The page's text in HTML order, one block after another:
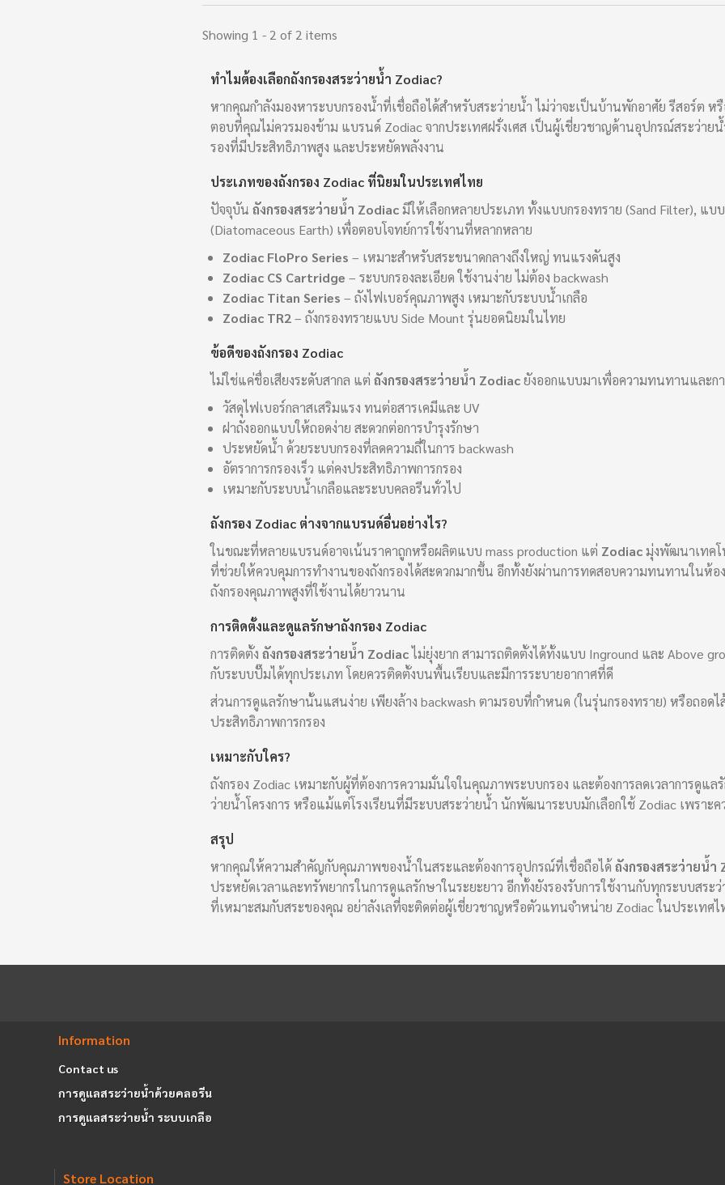
Showing 1 - 2 of 2 items
ทำไมต้องเลือกถังกรองสระว่ายน้ำ Zodiac?
หากคุณกำลังมองหาระบบกรองน้ำที่เชื่อถือได้สำหรับสระว่ายน้ำ ไม่ว่าจะเป็นบ้านพักอาศัย รีสอร์ต ห
ตอบที่คุณไม่ควรมองข้าม แบรนด์ Zodiac จากประเทศฝรั่งเศส เป็นผู้เชี่ยวชาญด้านอุปกรณ์สระว่าย
รองที่มีประสิทธิภาพสูง และประหยัดพลังงาน
ประเภทของถังกรอง Zodiac ที่นิยมในประเทศไทย
ปัจจุบันถังกรองสระว่ายน้ำ Zodiacมีให้เลือกหลายประเภท ทั้งแบบกรองทราย (Sand Filter), แบ
(Diatomaceous Earth) เพื่อตอบโจทย์การใช้งานที่หลากหลาย
Zodiac FloPro Series – เหมาะสำหรับสระขนาดกลางถึงใหญ่ ทนแรงดันสูง
Zodiac CS Cartridge – ระบบกรองละเอียด ใช้งานง่าย ไม่ต้อง backwash
Zodiac Titan Series – ถังไฟเบอร์คุณภาพสูง เหมาะกับระบบน้ำเกลือ
Zodiac TR2– ถังกรองทรายแบบ Side Mount รุ่นยอดนิยมในไทย
ข้อดีของถังกรอง Zodiac
ไม่ใช่แค่ชื่อเสียงระดับสากล แต่ถังกรองสระว่ายน้ำ Zodiacยังออกแบบมาเพื่อความทนทานและกา
วัสดุไฟเบอร์กลาสเสริมแรง ทนต่อสารเคมีและ UV
ฝาถังออกแบบให้ถอดง่าย สะดวกต่อการบำรุงรักษา
ประหยัดน้ำ ด้วยระบบกรองที่ลดความถี่ในการ backwash
อัตราการกรองเร็ว แต่คงประสิทธิภาพการกรอง
เหมาะกับระบบน้ำเกลือและระบบคลอรีนทั่วไป
ถังกรอง Zodiac ต่างจากแบรนด์อื่นอย่างไร?
ในขณะที่หลายแบรนด์อาจเน้นราคาถูกหรือผลิตแบบ mass production แต่ Zodiacมุ่งพัฒนาเทคโ
ที่ช่วยให้ควบคุมการทำงานของถังกรองได้สะดวกมากขึ้น อีกทั้งยังผ่านการทดสอบความทนทานในห้
ถังกรองคุณภาพสูงที่ใช้งานได้ยาวนาน
การติดตั้งและดูแลรักษาถังกรอง Zodiac
การติดตั้งถังกรองสระว่ายน้ำ Zodiacไม่ยุ่งยาก สามารถติดตั้งได้ทั้งแบบ Inground และ Above
กับระบบปั๊มได้ทุกประเภท โดยควรติดตั้งบนพื้นเรียบและมีการระบายอากาศที่ดี
ส่วนการดูแลรักษานั้นแสนง่าย เพียงล้าง backwash ตามรอบที่กำหนด (ในรุ่นกรองทราย) หรือถอด
ประสิทธิภาพการกรอง
เหมาะกับใคร?
ถังกรอง Zodiac เหมาะกับผู้ที่ต้องการความมั่นใจในคุณภาพระบบกรอง และต้องการลดเวลาการดูแ
ว่ายน้ำโครงการ หรือแม้แต่โรงเรียนที่มีระบบสระว่ายน้ำ นักพัฒนาระบบมักเลือกใช้ Zodiac เพราะค
สรุป
หากคุณให้ความสำคัญกับคุณภาพของน้ำในสระและต้องการอุปกรณ์ที่เชื่อถือได้ถังกรองสระว่ายน้ำ
ประหยัดเวลาและทรัพยากรในการดูแลรักษาในระยะยาว อีกทั้งยังรองรับการใช้งานกับทุกระบบสร
ที่เหมาะสมกับสระของคุณ อย่าลังเลที่จะติดต่อผู้เชี่ยวชาญหรือตัวแทนจำหน่าย Zodiac ในประเทศไ
Information
Contact us
การดูแลสระว่ายน้ำด้วยคลอรีน
การดูแลสระว่ายน้ำ ระบบเกลือ
Store Location